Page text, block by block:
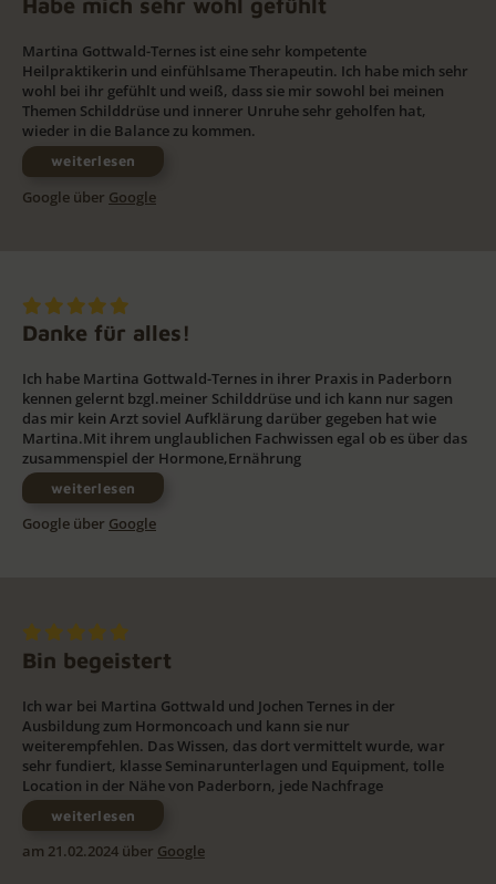
Martina Gottwald-Ternes ist eine sehr kompetente
Heilpraktikerin und einfühlsame Therapeutin. Ich habe mich sehr
wohl bei ihr gefühlt und weiß, dass sie mir sowohl bei meinen
Themen Schilddrüse und innerer Unruhe sehr geholfen hat,
wieder in die Balance zu kommen.
weiterlesen
Google über Google
Danke für alles!
Ich habe Martina Gottwald-Ternes in ihrer Praxis in Paderborn
kennen gelernt bzgl.meiner Schilddrüse und ich kann nur sagen
das mir kein Arzt soviel Aufklärung darüber gegeben hat wie
Martina.Mit ihrem unglaublichen Fachwissen egal ob es über das
zusammenspiel der Hormone,Ernährung
weiterlesen
Google über Google
Bin begeistert
Ich war bei Martina Gottwald und Jochen Ternes in der
Ausbildung zum Hormoncoach und kann sie nur
weiterempfehlen. Das Wissen, das dort vermittelt wurde, war
sehr fundiert, klasse Seminarunterlagen und Equipment, tolle
Location in der Nähe von Paderborn, jede Nachfrage
weiterlesen
am 21.02.2024 über Google